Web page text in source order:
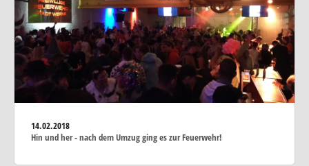
14.02.2018
Hin und her - nach dem Umzug ging es zur Feuerwehr!